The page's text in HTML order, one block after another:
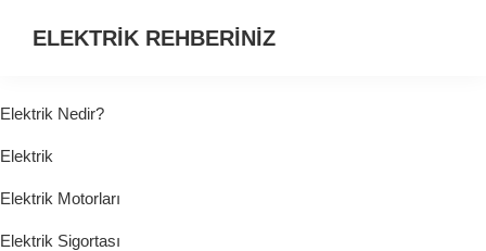
ELEKTRİK REHBERİNİZ
HER
ŞEY...
Elektrik Nedir?
Elektrik
Elektrik Motorları
Elektrik Sigortası